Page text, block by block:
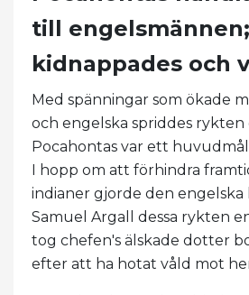
till
kidnappades och
Med spänningar som ökade
och engelska spriddes rykten
Pocahontas var ett
I hopp om att förhindra
indianer gjorde den
Samuel Argall dessa rykten
tog chefen's älskade dotter
efter att ha hotat våld mot